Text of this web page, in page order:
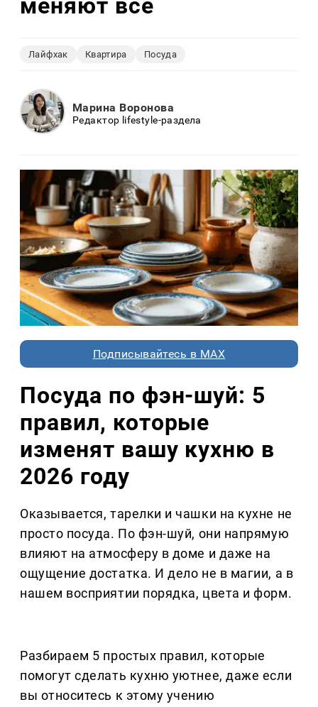
Лайфхак Квартира Посуда
Марина Воронова
Редактор lifestyle-раздела
Подписывайтесь в MAX
Посуда по фэн-шуй: 5
правил, которые
изменят вашу кухню в
2026 году
Оказывается, тарелки и чашки на кухне не
просто посуда. По фэн-шуй, они напрямую
влияют на атмосферу в доме и даже на
ощущение достатка. И дело не в магии, а в
нашем восприятии порядка, цвета и форм.
Разбираем 5 простых правил, которые
помогут сделать кухню уютнее, даже если
вы относитесь к этому учению